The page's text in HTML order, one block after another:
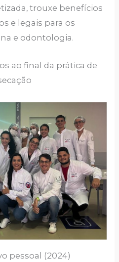
trouxe benefícios
e legais para os
e odontologia.
ao final da prática de
pessoal (2024)